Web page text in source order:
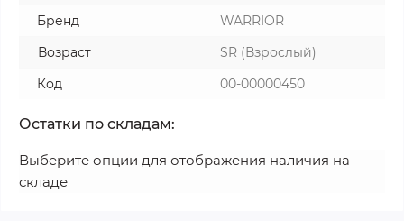
Бренд
WARRIOR
Возраст
SR (Взрослый)
Код
00-00000450
Остатки по складам:
Выберите опции для отображения наличия на
складе